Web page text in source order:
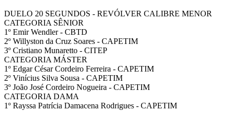
DUELO 20 SEGUNDOS - REVÓLVER CALIBRE MENOR
CATEGORIA SÊNIOR
1º Emir Wendler - CBTD
2º Willyston da Cruz Soares - CAPETIM
3º Cristiano Munaretto - CITEP
CATEGORIA MÁSTER
1º Edgar César Cordeiro Ferreira - CAPETIM
2º Vinícius Silva Sousa - CAPETIM
3º João José Cordeiro Nogueira - CAPETIM
CATEGORIA DAMA
1º Rayssa Patrícia Damacena Rodrigues - CAPETIM